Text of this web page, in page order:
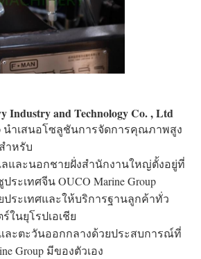
Industry and Technology Co. , Ltd
นำเสนอโซลูชันการจัดการคุณภาพสูง
ำหรับ
และนอกชายฝั่งสำนักงานใหญ่ตั้งอยู่ที่
ะเทศจีน OUCO Marine Group
ระเทศและให้บริการฐานลูกค้าทั่ว
ในยุโรปเอเชีย
ละตะวันออกกลางด้วยประสบการณ์ที่
Group มีของตัวเอง